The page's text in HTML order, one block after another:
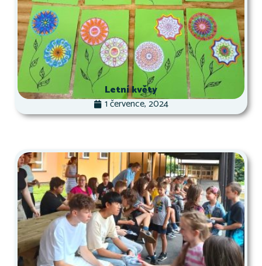
Letní květy
1 července, 2024